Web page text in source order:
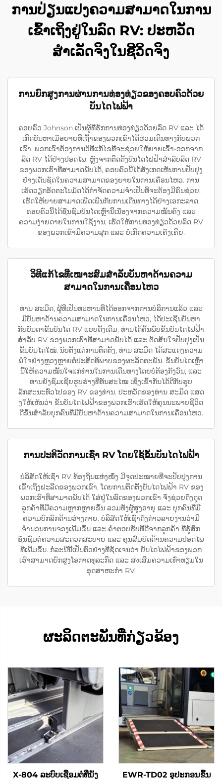
ການປ່ຽນແປງຄວາມສາມາດໃນການ
ເຂົ້າເຖິງຢູ່ໃນລົດ RV: ປະຫວັດ
ສຳເລັດຈິງໃນຊີວິດຈິງ
ການຍົກສູງການຜ່ານການທ່ອງທ່ຽວຂອງຄອບຄົວດ້ວຍ
ບັນໄດໄຟຟ້າ
ຄອບຄົວ Johnson ເປັນຜູ້ທີ່ຮັກການທ່ອງທ່ຽວດ້ວຍລົດ RV ແລະ ໄດ້
ເກີດບັນຫາເມື່ອຍາຍທີ່ເຖົ້າຂອງພວກເຂົາໄດ້ຮ່ວມເດີນທາງກັບພວກ
ເຂົາ. ພວກເຂົາຕ້ອງການວິທີແກ້ໄຂທີ່ຈະຊ່ວຍໃຫ້ຍາຍເຂົ້າ-ອອກຈາກ
ລົດ RV ໄດ້ຢ່າງປອດໄພ. ຫຼັງຈາກຕິດຕັ້ງບັນໄດໄຟຟ້າສຳລັບລົດ RV
ຂອງພວກເຮົາທີ່ສາມາດພັບໄດ້, ຄອບຄົວນີ້ໄດ້ສັງເກດເຫັນການປັບປຸງ
ຢ່າງເດັ່ນຊັດໃນຄວາມສາມາດຂອງຍາຍໃນການເຄື່ອນໄຫວ. ການ
ເຮັດວຽກອັດຕະໂນມັດໄດ້ກຳຈັດຄວາມຈຳເປັນທີ່ຈະຕ້ອງມີຄົນຊ່ວຍ,
ເຮັດໃຫ້ຍາຍສາມາດເພີດເພີນກັບການເດີນທາງໄດ້ຢ່າງເອກະລາດ.
ຄອບຄົວນີ້ໄດ້ຊື່ນຊົມບັນໄດເຫຼົ່ານີ້ເນື່ອງຈາກຄວາມໝັ້ນຄົງ ແລະ
ຄວາມງ່າຍດາຍໃນການໃຊ້ງານ, ເຮັດໃຫ້ການທ່ອງທ່ຽວດ້ວຍລົດ RV
ຂອງພວກເຂົາມີຄວາມສຸກ ແລະ ບໍ່ເກີດຄວາມເຄັ່ງເຄີຍ.
ວິທີແກ້ໄຂທີ່ເໝາະສົມສຳລັບບັນຫາດ້ານຄວາມ
ສາມາດໃນການເຄື່ອນໄຫວ
ທ່ານ ສະມິດ, ຜູ້ທີ່ເປັນທະຫານທີ່ໄດ້ອອກຈາກການບໍລິການແລ້ວ ແລະ
ມີບັນຫາດ້ານຄວາມສາມາດໃນການເຄື່ອນໄຫວ, ໄດ້ປະເຊີນບັນຫາ
ກັບບັນດາຂັ້ນບັນໄດ RV ແບບດັ້ງເດີມ. ທ່ານໄດ້ຄົ້ນພົບຂັ້ນບັນໄດໄຟຟ້າ
ສຳລັບ RV ຂອງພວກເຮົາທີ່ສາມາດພັບໄດ້ ແລະ ຕັດສິນໃຈປັບປຸງເປັນ
ຂັ້ນບັນໄດໃໝ່. ນັບຕັ້ງແຕ່ການຕິດຕັ້ງ, ທ່ານ ສະມິດ ໄດ້ສະແດງຄວາມ
ພໍໃຈຢ່າງຫຼວງຫຼາຍຕໍ່ປະສິດທິພາບຂອງຜະລິດຕະພັນ. ຂັ້ນບັນໄດເຫຼົ່າ
ນີ້ໃຫ້ຄວາມໝັ້ນໃຈແກ່ທ່ານໃນການເດີນທາງໂດຍບໍ່ຕ້ອງກັງວົນ, ແລະ
ທ່ານຍັງຊົມເຊີຍຮູບຮ່າງທີ່ທັນສະໄໝ ເຊິ່ງເຂົ້າກັນໄດ້ດີກັບຮູບ
ລັກສະນະທົ່ວໄປຂອງ RV ຂອງທ່ານ. ປະຫວັດຂອງທ່ານ ສະມິດ ແສດ
ງໃຫ້ເຫັນວ່າ ຂັ້ນບັນໄດໄຟຟ້າຂອງພວກເຮົາເຮັດໃຫ້ຄຸນນະພາບຊີວິດ
ດີຂຶ້ນສຳລັບບຸກຄົນທີ່ມີບັນຫາດ້ານຄວາມສາມາດໃນການເຄື່ອນໄຫວ.
ການປະຕິວັດການເຊົ່າ RV ໂດຍໃຊ້ຂັ້ນບັນໄດໄຟຟ້າ
ບໍລິສັດໃຫ້ເຊົ່າ RV ທ້ອງຖິ່ນແຫ່ງໜຶ່ງ ມີຈຸດປະໝາຍທີ່ຈະປັບປຸງການ
ເຂົ້າເຖິງຟະລີດຂອງພວກເຂົາ. ໂດຍການຕິດຕັ້ງບັນໄດໄຟຟ້າ RV ຂອງ
ພວກເຮົາທີ່ສາມາດພັບໄດ້ ໃສ່ຢູ່ໃນລົດຂອງພວກເຂົາ ຈຶ່ງຊ່ວຍດຶງດູດ
ລູກຄ້າທີ່ມີຄວາມຫຼາກຫຼາຍຂຶ້ນ ລວມທັງຜູ້ສູງອາຍຸ ແລະ ບຸກຄົນທີ່ມີ
ຄວາມບົກລົກດ້ານຮ່າງກາຍ. ບໍລິສັດໃຫ້ເຊົ່າດັ່ງກ່າວລາຍງານວ່າມີ
ຈຳນວນການຈອງເພີ່ມຂຶ້ນ ແລະ ຄຳຕອບຮັບທີ່ດີຈາກລູກຄ້າ ທີ່ຮູ້ສຶກ
ຊື່ນຊົມຕໍ່ຄວາມສະດວກສະບາຍ ແລະ ຄຸນສົມບັດດ້ານຄວາມປອດໄພ
ທີ່ເພີ່ມຂຶ້ນ. ກໍລະນີນີ້ເປັນຕົວຢ່າງທີ່ຊັດເຈນວ່າ ບັນໄດໄຟຟ້າຂອງພວກ
ເຮົາສາມາດຍົກສູງໂອກາດທຸລະກິດ ແລະ ສ่งເສີມຄວາມເທົ່າທຽມໃນ
ອຸດສາຫະກຳ RV.
ຜະລິດຕະພັນທີ່ກ່ຽວຂ້ອງ
X-804 ລະບົບເຊື່ອມຕໍ່ທີ່ນັ່ງ EWR-TD02 ອຸປະກອນຂຶ້ນ